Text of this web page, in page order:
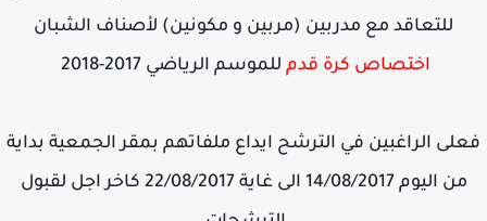
للتعاقد مع مدربين (مربين و مكونين) لأصناف الشبان
اختصاص كرة قدمللموسم الرياضي 2017-2018
الراغبين في الترشح ايداع ملفاتهم بمقر الجمعية بداية
من اليوم 14/08/2017 الى غاية 22/08/2017 كاخر اجل لقبول